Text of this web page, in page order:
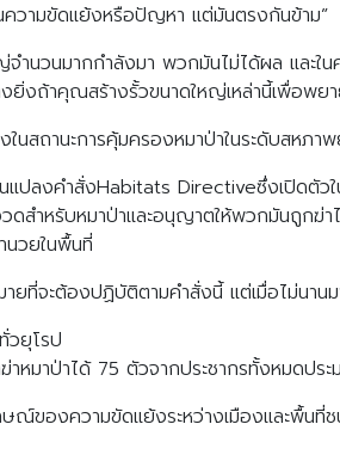
ความขัดแย้งหรือปัญหา แต่มันตรงกันข้าม”
จำนวนมากกำลังมา พวกมันไม่ได้ผล และ
งยิ่งถ้าคุณสร้างรั้วขนาดใหญ่เหล่านี้เพื่อพ
ในสถานะการคุ้มครองหมาป่าในระดับสหภา
ปลงคำสั่งHabitats Directiveซึ่งเปิดตัว
ดสำหรับหมาป่าและอนุญาตให้พวกมันถูกฆ่
นวยในพื้นที่
ายที่จะต้องปฏิบัติตามคำสั่งนี้ แต่เมื่อไม่นาน
วยุโรป
ฆ่าหมาป่าได้ 75 ตัวจากประชากรทั้งหมดป
ของความขัดแย้งระหว่างเมืองและพื้นที่